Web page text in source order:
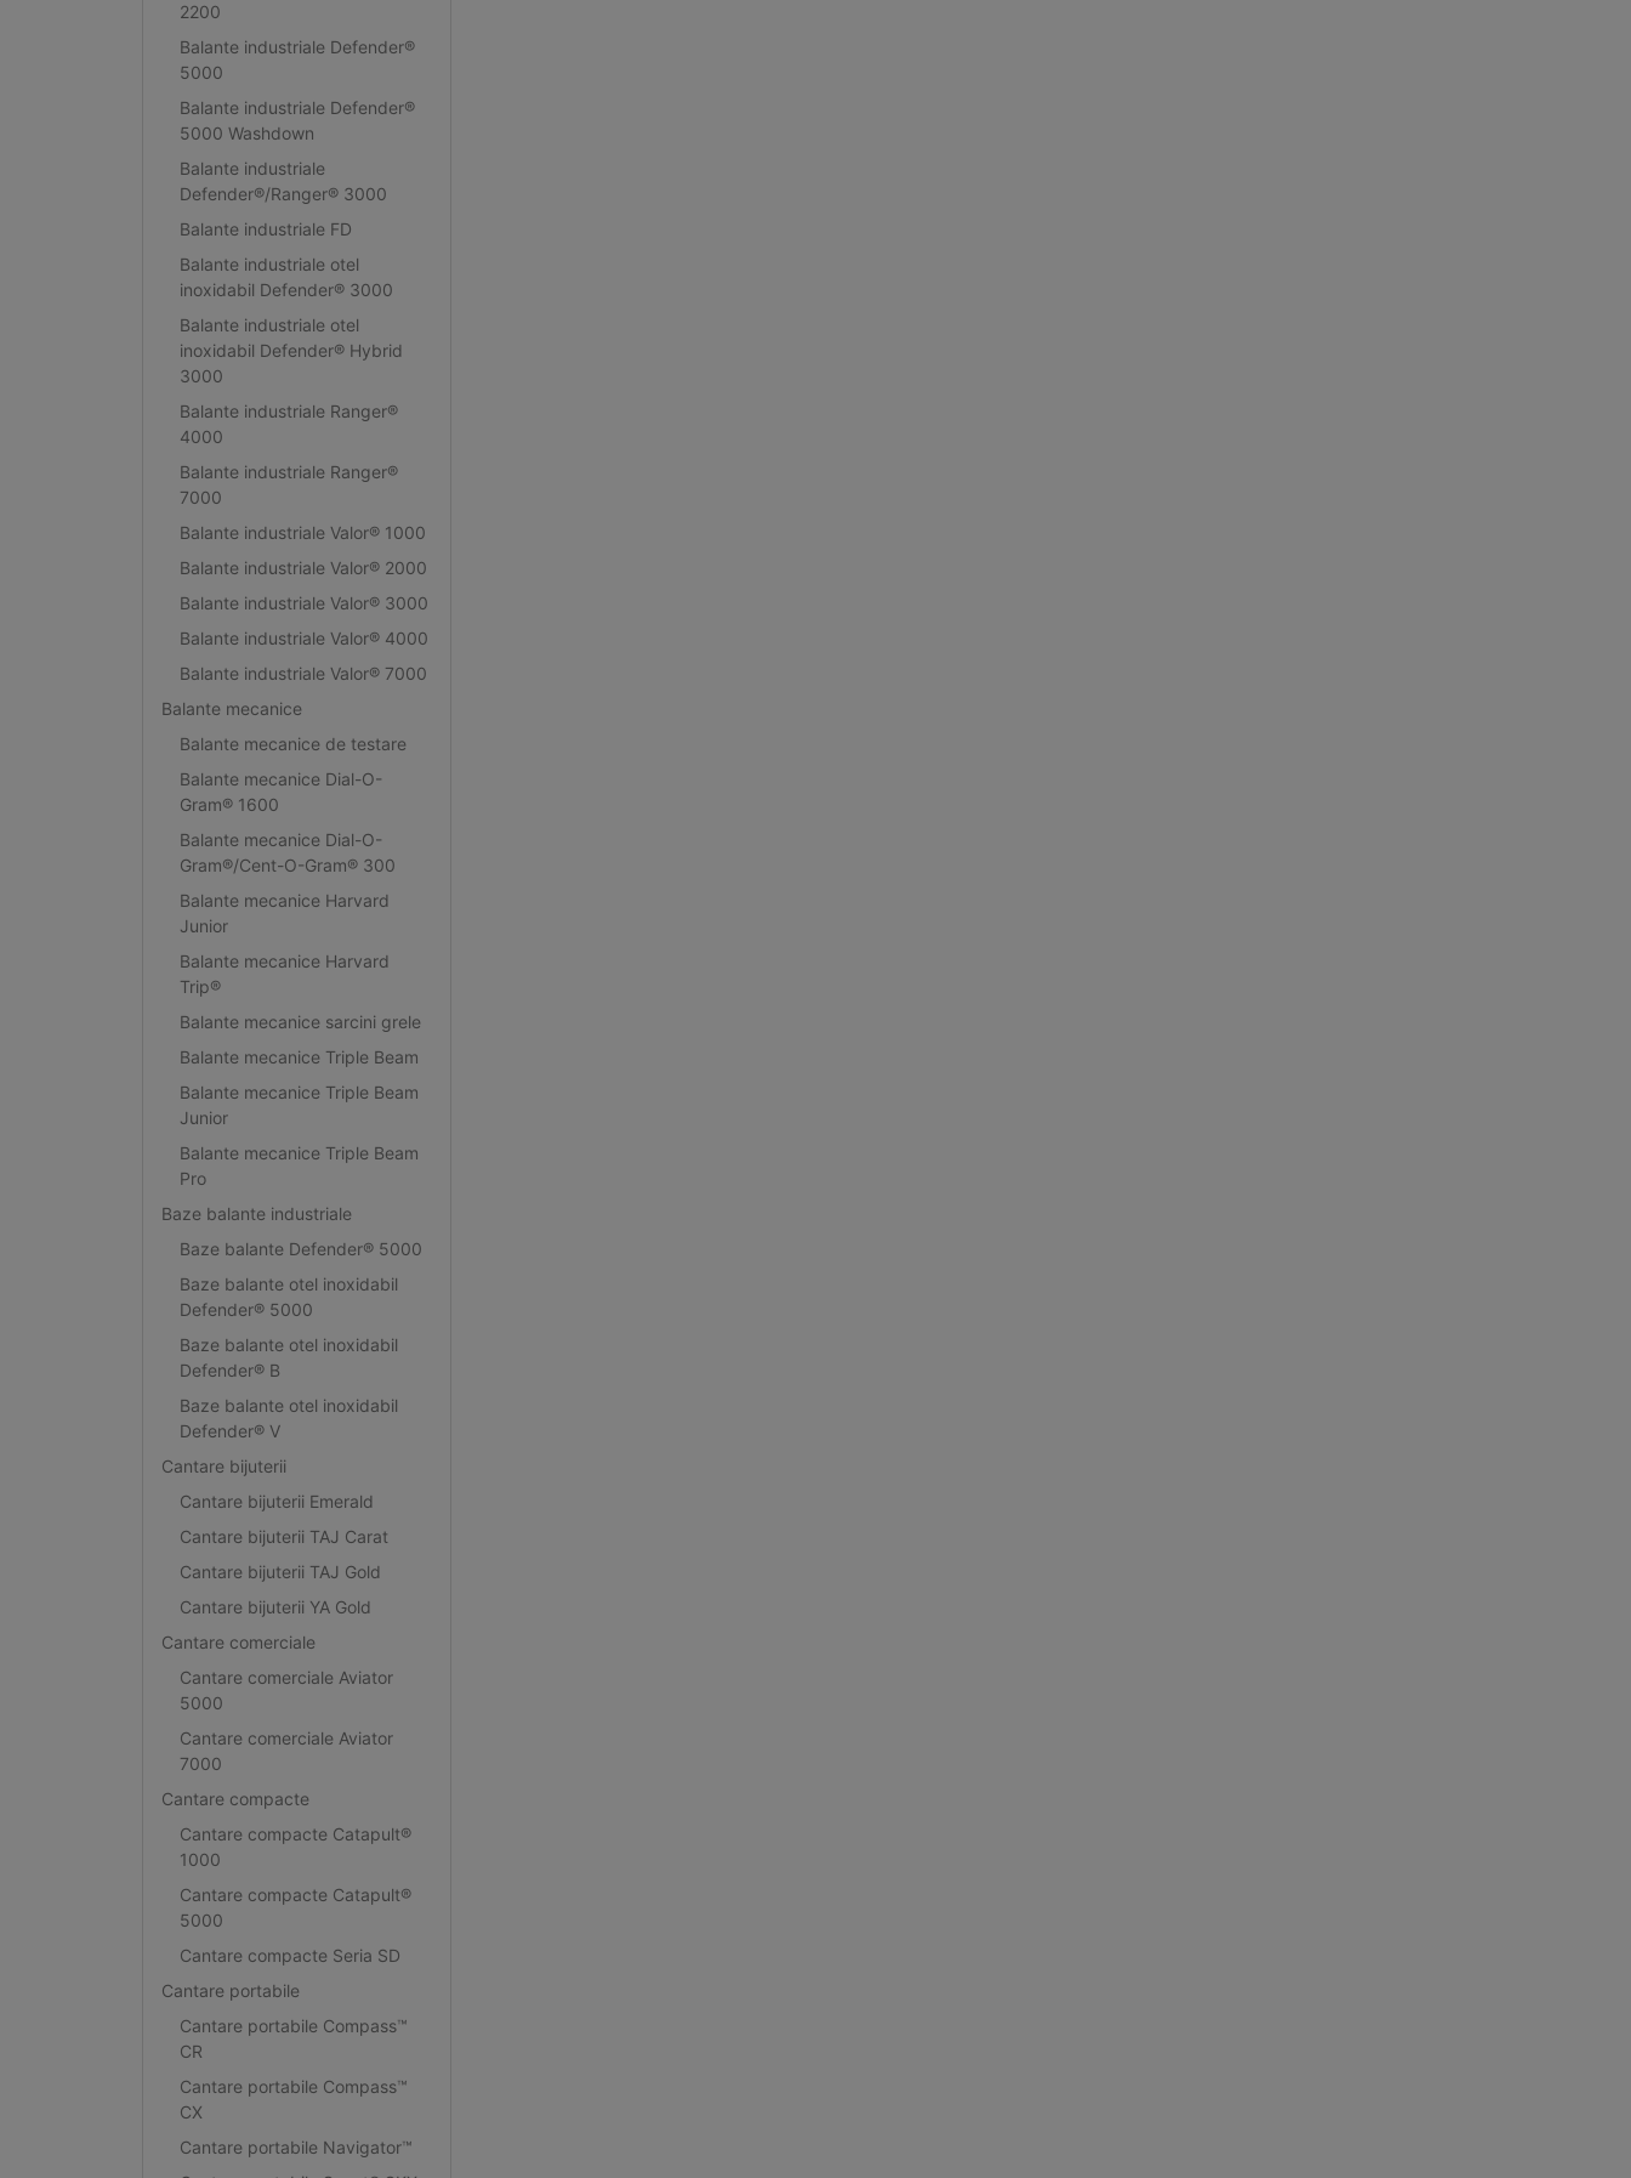
2200
Balante industriale Defender®
5000
Balante industriale Defender®
5000 Washdown
Balante industriale
Defender®/Ranger® 3000
Balante industriale FD
Balante industriale otel
inoxidabil Defender® 3000
Balante industriale otel
inoxidabil Defender® Hybrid
3000
Balante industriale Ranger®
4000
Balante industriale Ranger®
7000
Balante industriale Valor® 1000
Balante industriale Valor® 2000
Balante industriale Valor® 3000
Balante industriale Valor® 4000
Balante industriale Valor® 7000
Balante mecanice
Balante mecanice de testare
Balante mecanice Dial-O-
Gram® 1600
Balante mecanice Dial-O-
Gram®/Cent-O-Gram® 300
Balante mecanice Harvard
Junior
Balante mecanice Harvard
Trip®
Balante mecanice sarcini grele
Balante mecanice Triple Beam
Balante mecanice Triple Beam
Junior
Balante mecanice Triple Beam
Pro
Baze balante industriale
Baze balante Defender® 5000
Baze balante otel inoxidabil
Defender® 5000
Baze balante otel inoxidabil
Defender® B
Baze balante otel inoxidabil
Defender® V
Cantare bijuterii
Cantare bijuterii Emerald
Cantare bijuterii TAJ Carat
Cantare bijuterii TAJ Gold
Cantare bijuterii YA Gold
Cantare comerciale
Cantare comerciale Aviator
5000
Cantare comerciale Aviator
7000
Cantare compacte
Cantare compacte Catapult®
1000
Cantare compacte Catapult®
5000
Cantare compacte Seria SD
Cantare portabile
Cantare portabile Compass™
CR
Cantare portabile Compass™
CX
Cantare portabile Navigator™